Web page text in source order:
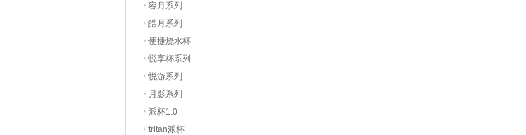
容月系列
皓月系列
便捷烧水杯
悦享杯系列
悦游系列
月影系列
派杯1.0
tritan派杯